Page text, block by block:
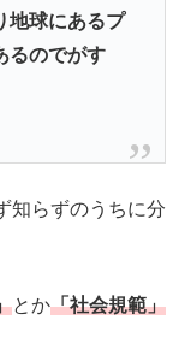
地球にあるプ
るのでがす
知らずのうちに分
とか「社会規範」